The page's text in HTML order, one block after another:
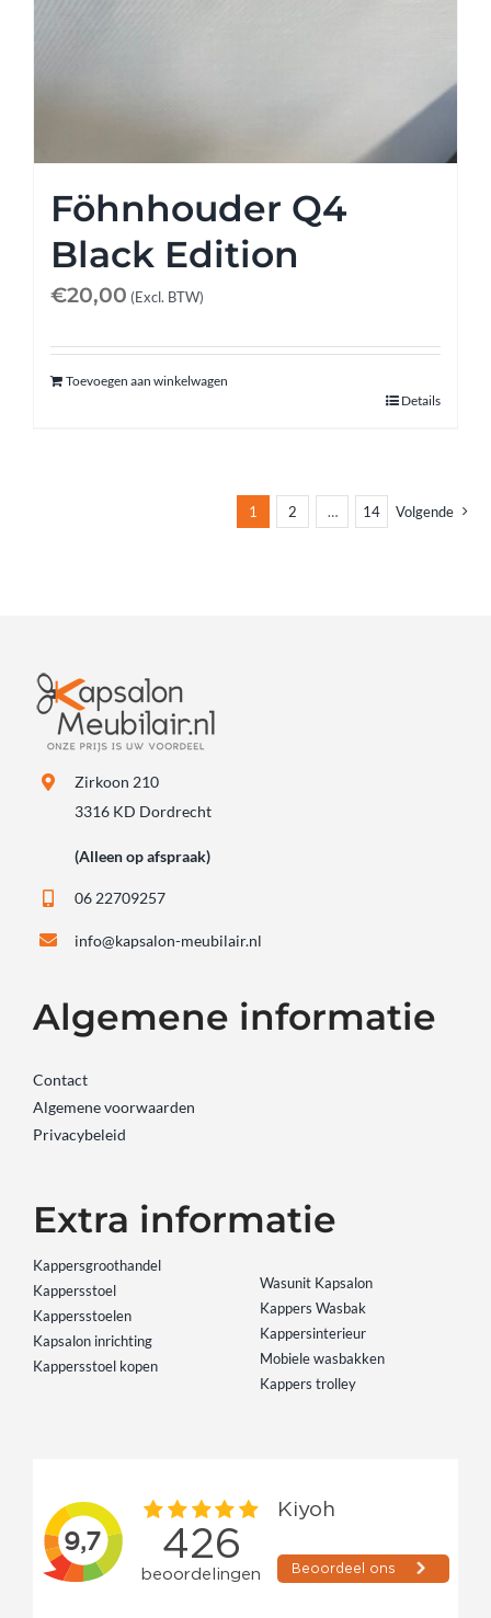
Föhnhouder Q4
Black Edition
€20,00 (Excl. BTW)
Toevoegen aan winkelwagen
Details
1 2 … 14 Volgende
Zirkoon 210
3316 KD Dordrecht
(Alleen op afspraak)
06 22709257
info@kapsalon-meubilair.nl
Algemene informatie
Contact
Algemene voorwaarden
Privacybeleid
Extra informatie
Kappersgroothandel
Kappersstoel
Kappersstoelen
Kapsalon inrichting
Kappersstoel kopen
Wasunit Kapsalon
Kappers Wasbak
Kappersinterieur
Mobiele wasbakken
Kappers trolley